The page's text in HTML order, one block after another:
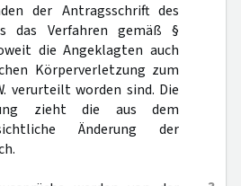
der Antragsschrift des
das Verfahren gemäß §
die Angeklagten auch
Körperverletzung zum
verurteilt worden sind. Die
zieht die aus dem
Änderung der